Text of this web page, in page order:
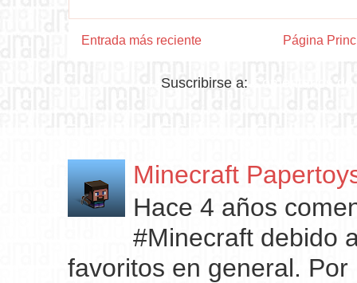
Entrada más reciente Página
Suscribirse a:
Minecraft
Hace 4 años
#Minecraft debido
favoritos en general.